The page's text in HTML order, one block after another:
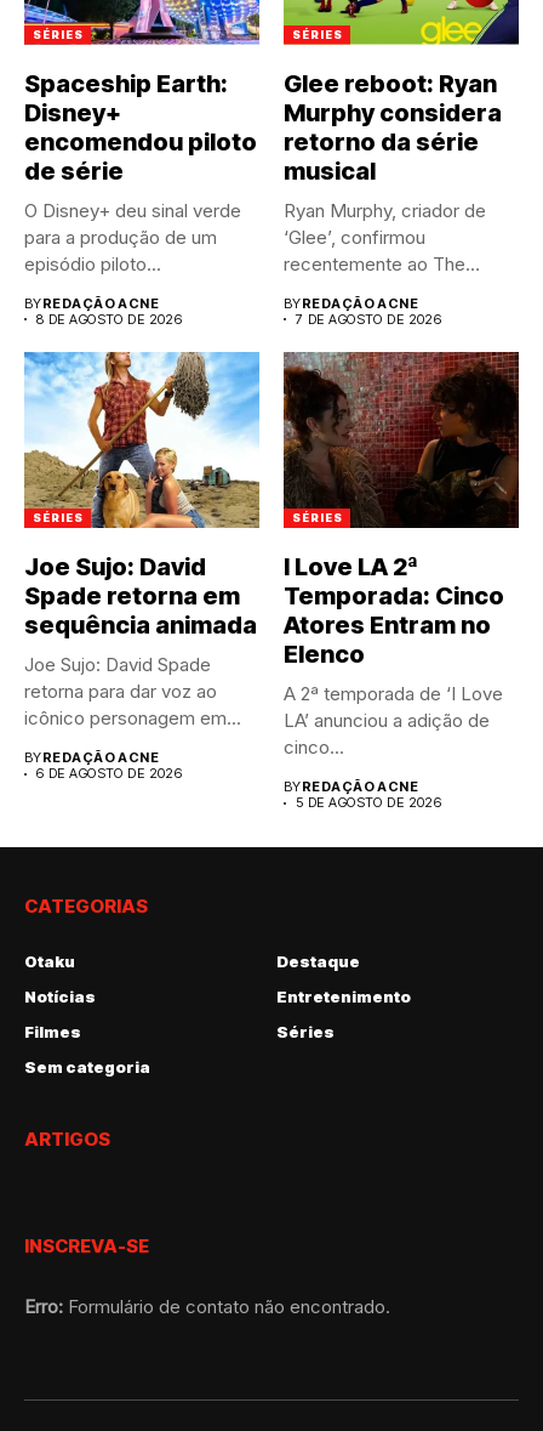
SÉRIES
Spaceship Earth:
Disney+
encomendou piloto
de série
O Disney+ deu sinal verde
para a produção de um
episódio piloto...
BYREDAÇÃO ACNE
8 DE AGOSTO DE 2026
SÉRIES
Glee reboot: Ryan
Murphy considera
retorno da série
musical
Ryan Murphy, criador de
‘Glee’, confirmou
recentemente ao The
BYREDAÇÃO ACNE
7 DE AGOSTO DE 2026
SÉRIES
Joe Sujo: David
Spade retorna em
sequência animada
Joe Sujo: David Spade
retorna para dar voz ao
icônico personagem em...
BYREDAÇÃO ACNE
6 DE AGOSTO DE 2026
SÉRIES
I Love LA 2ª
Temporada: Cinco
Atores Entram no
Elenco
A 2ª temporada de ‘I Love
LA’ anunciou a adição de
cinco...
BYREDAÇÃO ACNE
5 DE AGOSTO DE 2026
CATEGORIAS
Otaku
Destaque
Notícias
Entretenimento
Filmes
Séries
Sem categoria
ARTIGOS
INSCREVA-SE
Erro: Formulário de contato não encontrado.